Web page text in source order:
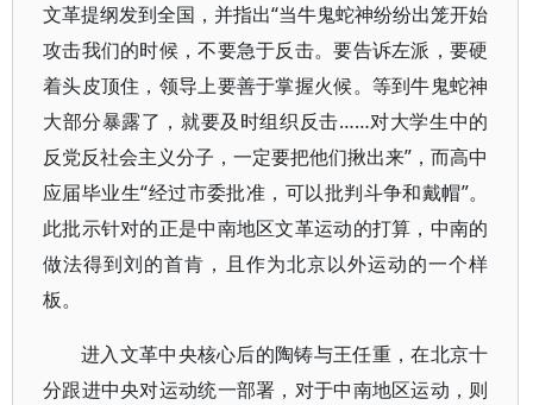
文革提纲发到全国，并指出“当牛鬼蛇神纷纷出笼开始
攻击我们的时候，不要急于反击。要告诉左派，要硬
着头皮顶住，领导上要善于掌握火候。等到牛鬼蛇神
大部分暴露了，就要及时组织反击……对大学生中的
反党反社会主义分子，一定要把他们揪出来”，而高中
应届毕业生“经过市委批准，可以批判斗争和戴帽”。
此批示针对的正是中南地区文革运动的打算，中南的
做法得到刘的首肯，且作为北京以外运动的一个样
板。
进入文革中央核心后的陶铸与王任重，在北京十
分跟进中央对运动统一部署，对于中南地区运动，则